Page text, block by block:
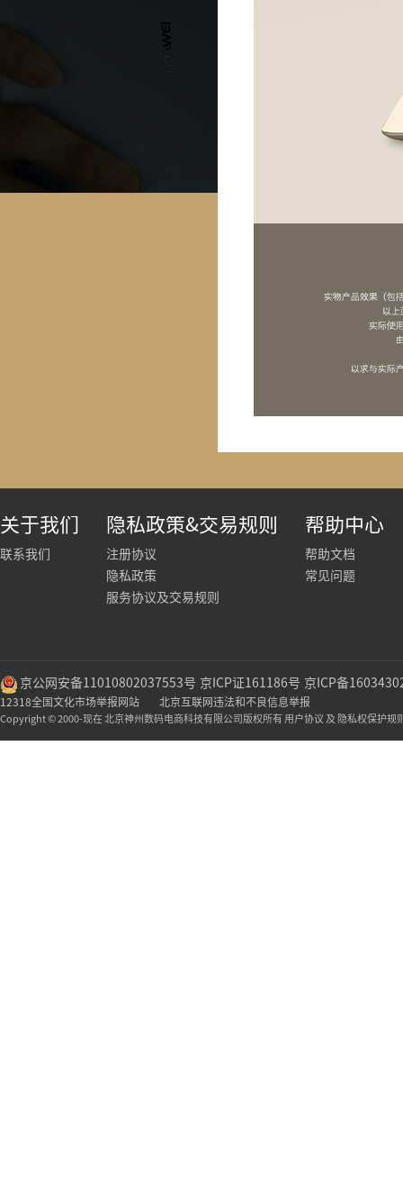
关于我们
联系我们
隐私政策&交易规则
注册协议
隐私政策
服务协议及交易规则
帮助中心
帮助文档
常见问题
京公网安备11010802037553号 京ICP证161186号 京ICP备
12318全国文化市场举报网站 北京互联网违法和不良信息举报
Copyright © 2000-现在 北京神州数码电商科技有限公司版权所有 用户协议 及 隐私权保护规